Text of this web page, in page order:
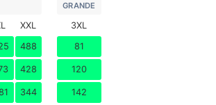
GRANDE
XXL
3XL
488 81
428 120
344 142